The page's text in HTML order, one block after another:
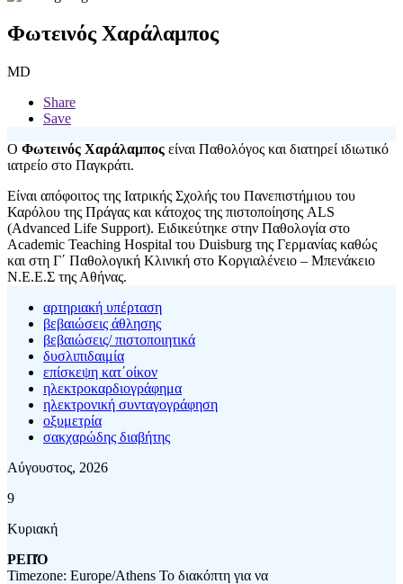
Φωτεινός Χαράλαμπος
MD
Share
Save
Ο Φωτεινός Χαράλαμπος είναι Παθολόγος και διατηρεί ιδιωτικό
ιατρείο στο Παγκράτι.
Είναι απόφοιτος της Ιατρικής Σχολής του Πανεπιστήμιου του
Καρόλου της Πράγας και κάτοχος της πιστοποίησης ALS
(Advanced Life Support). Ειδικεύτηκε στην Παθολογία στο
Academic Teaching Hospital του Duisburg της Γερμανίας καθώς
και στη Γ΄ Παθολογική Κλινική στο Κοργιαλένειο – Μπενάκειο
Ν.Ε.Ε.Σ της Αθήνας.
αρτηριακή υπέρταση
βεβαιώσεις άθλησης
βεβαιώσεις/ πιστοποιητικά
δυσλιπιδαιμία
επίσκεψη κατ΄οίκον
ηλεκτροκαρδιογράφημα
ηλεκτρονική συνταγογράφηση
οξυμετρία
σακχαρώδης διαβήτης
Αύγουστος, 2026
9
Κυριακή
ΡΕΠΌ
Timezone: Europe/Athens Το διακόπτη για να